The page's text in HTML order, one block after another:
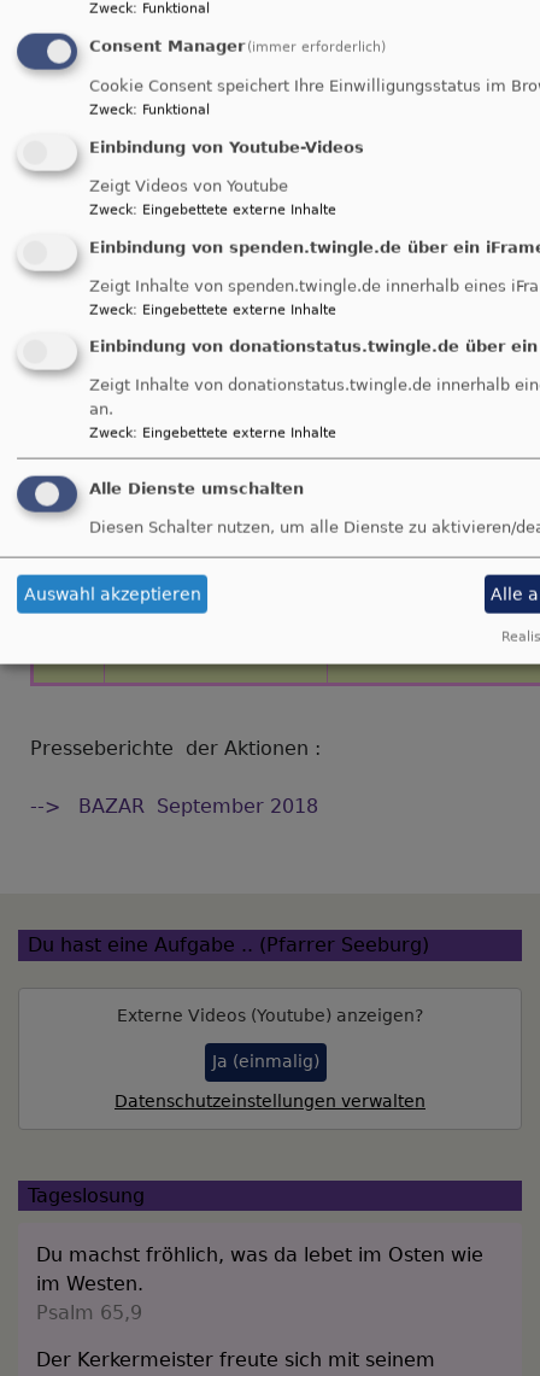
AKTIONEN & TERMINE 2018 :
Kinderkleiderbasar
Presseberichte der Aktionen :
--> BAZAR September 2018
Du hast eine Aufgabe .. (Pfarrer Seeburg)
Externe Videos (Youtube) anzeigen?
Ja (einmalig)
Datenschutzeinstellungen verwalten
Tageslosung
Du machst fröhlich, was da lebet im Osten wie
im Westen.
Psalm 65,9
Der Kerkermeister freute sich mit seinem
Zweck: Funktional
Consent Manager (immer erforderlich)
Cookie Consent speichert Ihre Einwilligungsstatus im
Zweck: Funktional
Einbindung von Youtube-Videos
Zeigt Videos von Youtube
Zweck: Eingebettete externe Inhalte
Einbindung von spenden.twingle.de über ein
Zeigt Inhalte von spenden.twingle.de innerhalb eines
Zweck: Eingebettete externe Inhalte
Einbindung von donationstatus.twingle.de über
Zeigt Inhalte von donationstatus.twingle.de innerhalb
an.
Zweck: Eingebettete externe Inhalte
Alle Dienste umschalten
Diesen Schalter nutzen, um alle Dienste zu aktivieren/
Auswahl akzeptieren Alle